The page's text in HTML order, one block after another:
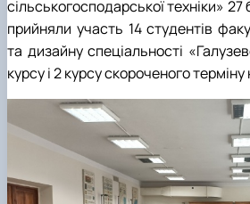
сільськогосподарської техніки»
прийняли участь 14 студентів
та дизайну спеціальності
курсу і 2 курсу скороченого